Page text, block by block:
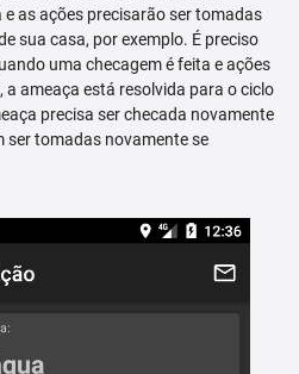
as ações precisarão ser tomadas
sua casa, por exemplo. É preciso
uma checagem é feita e ações
ameaça está resolvida para o ciclo
precisa ser checada novamente
ser tomadas novamente se